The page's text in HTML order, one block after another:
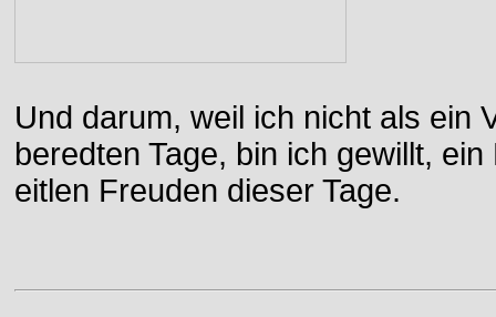
Und darum, weil ich nicht als ein
beredten Tage, bin ich gewillt,
eitlen Freuden dieser Tage.